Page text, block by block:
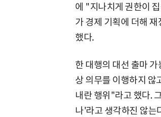
에 "지나치게 권한이
가 경제 기획에 더해
했다.
한 대행의 대선 출마
상 의무를 이행하지 않
내란 행위"라고 했다.
나'라고 생각하진 않는